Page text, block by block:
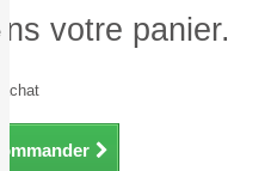
votre panier.